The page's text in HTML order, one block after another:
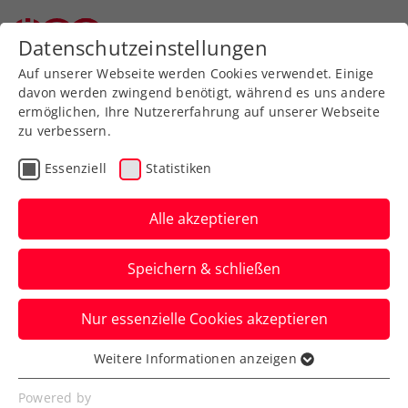
Zurück zur Newsübersicht
Billie Jean King Cup
Hammerlos! ÖTV-Damen
ziehen im Billie Jean King
Cup 2023 Auswärtsspiel
gegen die USA
Die US-Ladies können aktuell mit vier
Spielerinnen unter den besten 14 der
Welt aufwarten.
Datenschutzeinstellungen
Auf unserer Webseite werden Cookies verwendet. Einige
davon werden zwingend benötigt, während es uns andere
ermöglichen, Ihre Nutzererfahrung auf unserer Webseite
zu verbessern.
Essenziell Statistiken
Alle akzeptieren
Speichern & schließen
Nur essenzielle Cookies akzeptieren
Essenziell
Essenzielle Cookies werden für grundlegende
Weitere Informationen anzeigen
Powered by